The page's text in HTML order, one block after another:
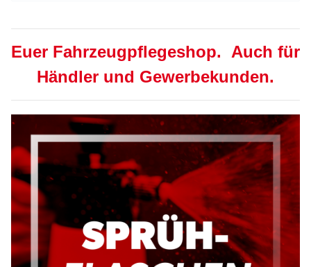
Euer Fahrzeugpflegeshop. Auch für
Händler und Gewerbekunden.